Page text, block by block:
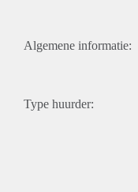
Algemene informatie:
Type huurder: